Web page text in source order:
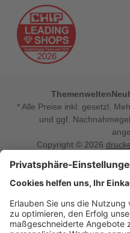
Themenwelten
* Alle Preise inkl. gesetzl.
und ggf.
Copyright © 2026
Druckerzubehoer.de –
Sie sind auf der Suche nach
oder Zubehör für das
Smartphone? Dann sind